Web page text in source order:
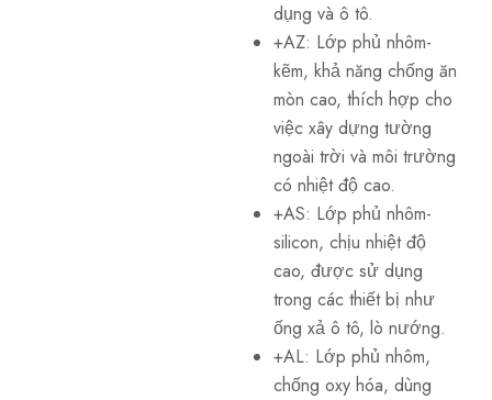
dụng và ô tô.
+AZ: Lớp phủ nhôm-
kẽm, khả năng chống ăn
mòn cao, thích hợp cho
việc xây dựng tường
ngoài trời và môi trường
có nhiệt độ cao.
+AS: Lớp phủ nhôm-
silicon, chịu nhiệt độ
cao, được sử dụng
trong các thiết bị như
ống xả ô tô, lò nướng.
+AL: Lớp phủ nhôm,
chống oxy hóa, dùng